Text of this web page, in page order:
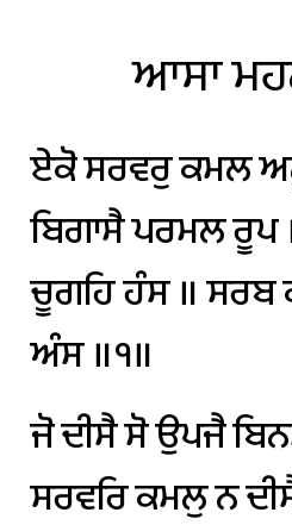
ਆਸਾ
ਏਕੋਸਰਵਰੁਕਮਲ
ਬਿਗਾਸੈਪਰਮਲਰੂਪ
ਚੂਗਹਿਹੰਸ॥ਸਰਬ
ਅੰਸ॥੧॥
ਜੋਦੀਸੈਸੋਉਪਜੈ
ਸਰਵਰਿਕਮਲੁਨ